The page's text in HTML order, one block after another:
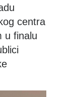
centra
u finalu